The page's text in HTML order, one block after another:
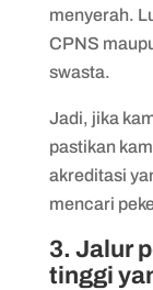
menyerah.
CPNS
swasta.
Jadi, jika
pastikan
akreditasi
mencari
3. Jalur
tinggi